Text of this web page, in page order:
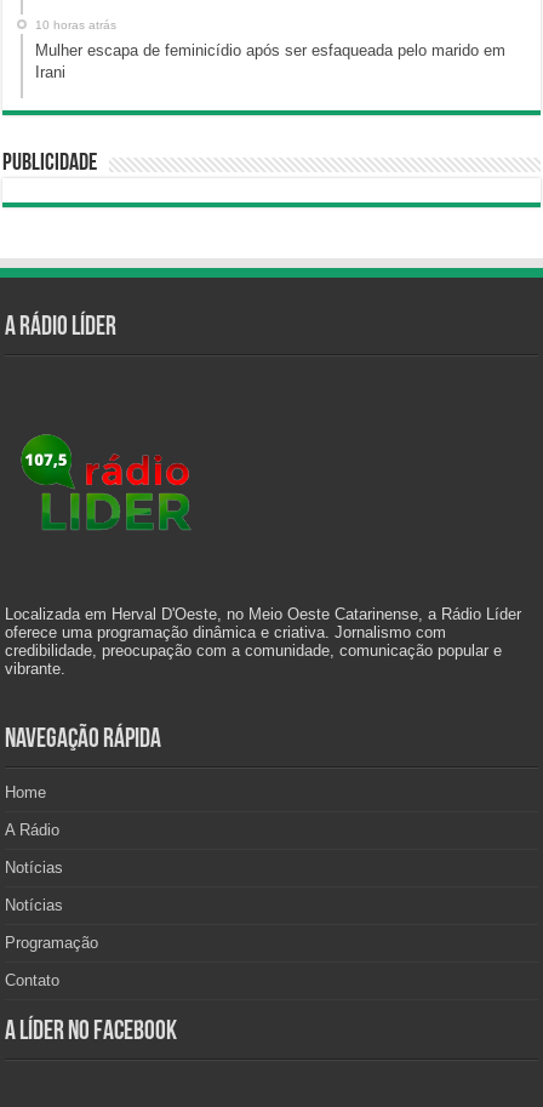
10 horas atrás
Mulher escapa de feminicídio após ser esfaqueada pelo marido em
Irani
Publicidade
A Rádio Líder
Localizada em Herval D'Oeste, no Meio Oeste Catarinense, a Rádio Líder
oferece uma programação dinâmica e criativa. Jornalismo com
credibilidade, preocupação com a comunidade, comunicação popular e
vibrante.
Navegação Rápida
Home
A Rádio
Notícias
Notícias
Programação
Contato
A Líder no Facebook